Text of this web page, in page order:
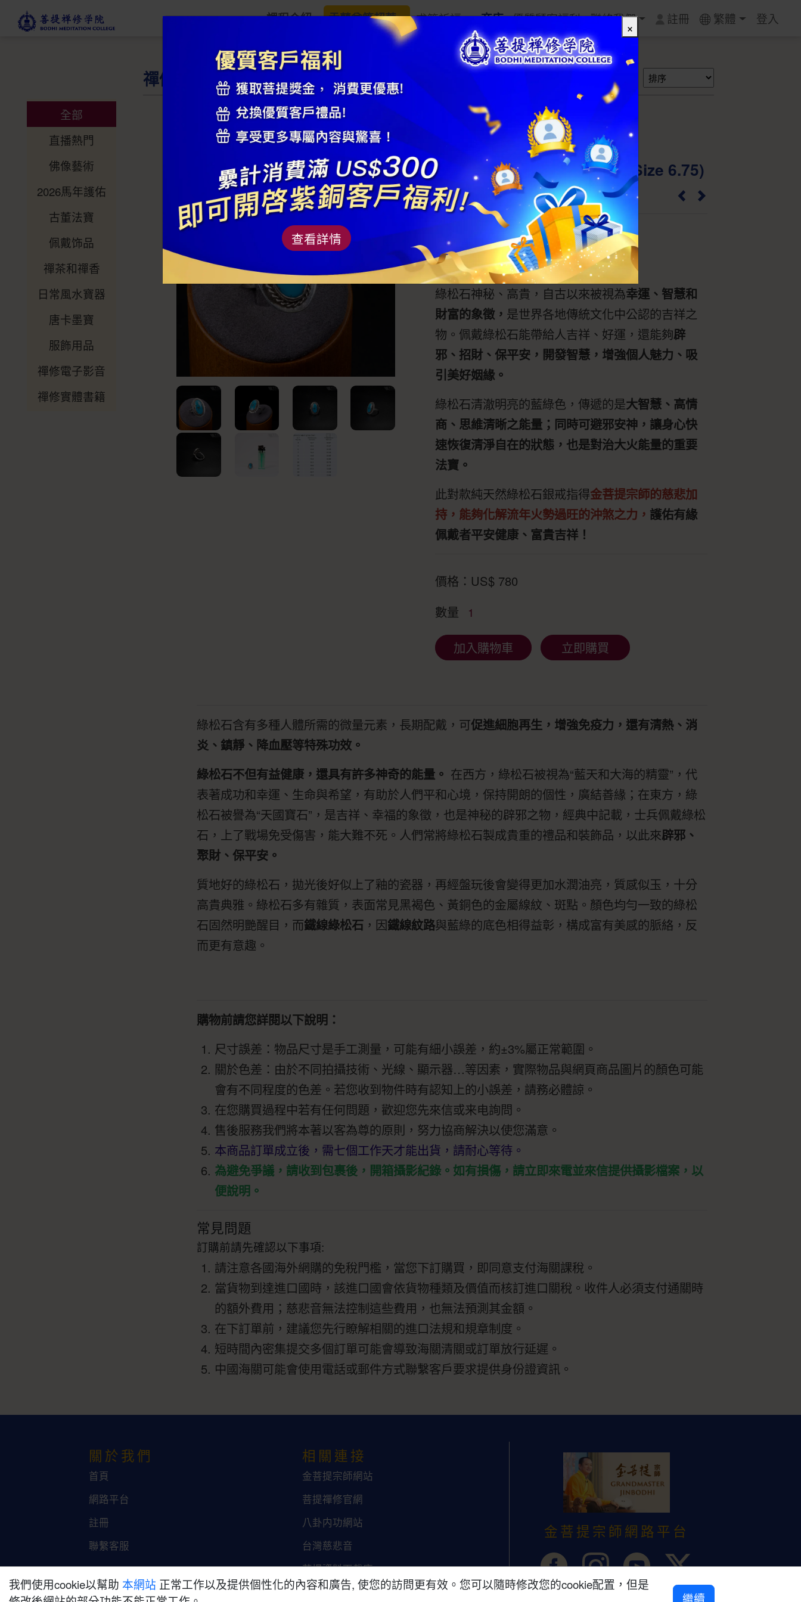
課程介紹 盂蘭盆節超薦 求籤祈福 商店 優質顧客福利 聯絡我們 註冊 繁體 登入
全部
直播熱門
佛像藝術
2026馬年護佑
古董法寶
佩戴饰品
禪茶和禪香
日常風水寶器
唐卡墨寶
服飾用品
禪修電子影音
禪修實體書籍
禪修商店 搜尋
19 - 天然綠松石銀戒指-768 (Size 6.75)
商品編號： AM24MO12TR768
材質：綠松石，925銀
規格：綠松石，1.8x1.0 cm
綠松石神秘、高貴，自古以來被視為幸運、智慧和
財富的象徵， 是世界各地傳統文化中公認的吉祥之
物。佩戴綠松石能帶給人吉祥、好運，還能夠辟
邪、招財、保平安，開發智慧，增強個人魅力、吸
引美好姻緣。
綠松石清澈明亮的藍綠色，傳遞的是大智慧、高情
商、思維清晰之能量；同時可避邪安神，讓身心快
速恢復清淨自在的狀態，也是對治大火能量的重要
法寶。
此對款純天然綠松石銀戒指得金菩提宗師的慈悲加
持，能夠化解流年火勢過旺的沖煞之力， 護佑有緣
佩戴者平安健康、富貴吉祥！
價格： US$ 780
數量
1
加入購物車 立即購買
綠松石含有多種人體所需的微量元素，長期配戴，可促進細胞再生，增強免疫力，還有清熱、消
炎、鎮靜、降血壓等特殊功效。
綠松石不但有益健康，還具有許多神奇的能量。 在西方，綠松石被視為“藍天和大海的精靈”，代
表著成功和幸運、生命與希望，有助於人們平和心境，保持開朗的個性，廣結善緣；在東方，綠
松石被譽為“天國寶石”，是吉祥、幸福的象徵，也是神秘的辟邪之物，經典中記載，士兵佩戴綠松
石，上了戰場免受傷害，能大難不死。人們常將綠松石製成貴重的禮品和裝飾品，以此來辟邪、
聚財、保平安。
質地好的綠松石，拋光後好似上了釉的瓷器，再經盤玩後會變得更加水潤油亮，質感似玉，十分
高貴典雅。綠松石多有雜質，表面常見黑褐色、黃銅色的金屬線紋、斑點。顏色均勻一致的綠松
石固然明艷醒目，而鐵線綠松石 ，因鐵線紋路與藍綠的底色相得益彰，構成富有美感的脈絡，反
而更有意趣。
購物前請您詳閱以下說明：
尺寸誤差：物品尺寸是手工測量，可能有細小誤差，約±3%屬正常範圍。
關於色差：由於不同拍攝技術、光線、顯示器…等因素，實際物品與網頁商品圖片的顏色可能
會有不同程度的色差。若您收到物件時有認知上的小誤差，請務必體諒。
在您購買過程中若有任何問題，歡迎您先來信或来电詢問。
售後服務我們將本著以客為尊的原則，努力協商解決以使您滿意。
本商品訂單成立後，需七個工作天才能出貨，請耐心等待。
為避免爭議，請收到包裹後，開箱攝影紀錄。如有損傷，請立即來電並來信提供攝影檔案，以
便說明。
常見問題
訂購前請先確認以下事項:
請注意各國海外網購的免稅門檻，當您下訂購買，即同意支付海關課稅。
當貨物到達進口國時，該進口國會依貨物種類及價值而核訂進口關稅。收件人必須支付通關時
的額外費用；慈悲音無法控制這些費用，也無法預測其金額。
在下訂單前，建議您先行瞭解相關的進口法規和規章制度。
短時間內密集提交多個訂單可能會導致海關清關或訂單放行延遲。
中國海關可能會使用電話或郵件方式聯繫客戶要求提供身份證資訊。
關於我們
首頁
網路平台
註冊
聯繫客服
相關連接
金菩提宗師網站
菩提禪修官網
八卦内功網站
台灣慈悲音
菩提資料下載庫
金菩提宗師網路平台
我們使用cookie以幫助 本網站 正常工作以及提供個性化的內容和廣告, 使您的訪問更有效。您可以隨時修改您的cookie配置，但是
繼續
×
查看詳情